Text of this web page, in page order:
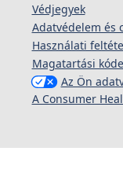
Védjegyek
Adatvédelem és
Használati
Magatartási
Az Ön
A Consumer